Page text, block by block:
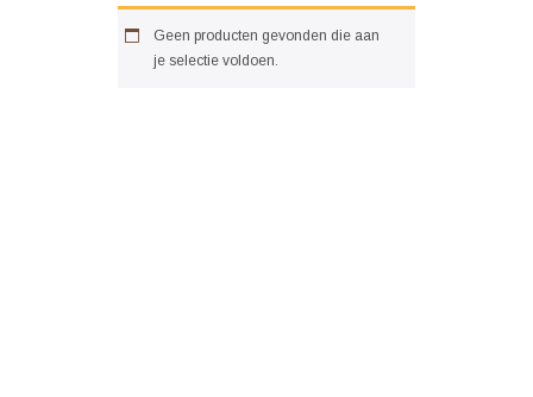
Geen producten gevonden die aan
je selectie voldoen.